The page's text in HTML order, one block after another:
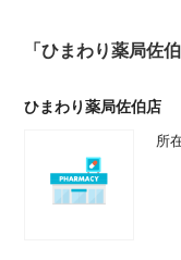
「ひまわり薬局佐
ひまわり薬局佐伯店
所